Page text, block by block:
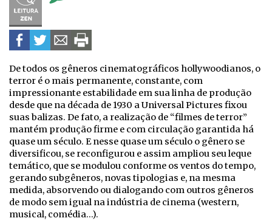
De todos os gêneros cinematográficos hollywoodianos, o
terror é o mais permanente, constante, com
impressionante estabilidade em sua linha de produção
desde que na década de 1930 a Universal Pictures fixou
suas balizas. De fato, a realização de “filmes de terror”
mantém produção firme e com circulação garantida há
quase um século. E nesse quase um século o gênero se
diversificou, se reconfigurou e assim ampliou seu leque
temático, que se modulou conforme os ventos do tempo,
gerando subgêneros, novas tipologias e, na mesma
medida, absorvendo ou dialogando com outros gêneros
de modo sem igual na indústria de cinema (western,
musical, comédia…).